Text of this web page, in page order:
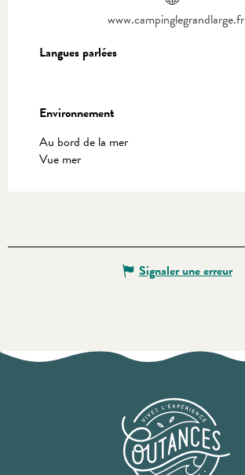
www.campinglegrandlarge.fr
Langues parlées
Langues parlées
Environnement
Environnement
Au bord de la mer
Vue mer
Signaler une erreur